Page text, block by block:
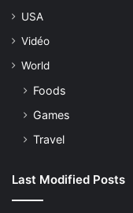
USA
Vidéo
World
Foods
Games
Travel
Last Modified Posts